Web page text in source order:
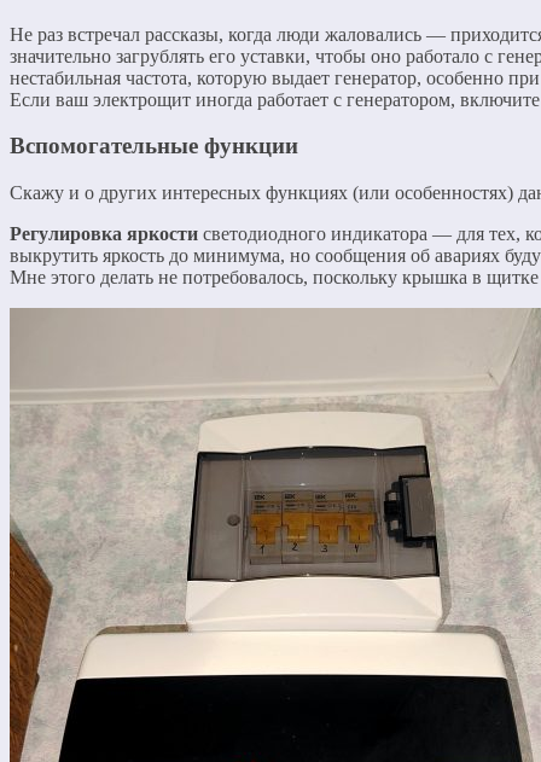
Не раз встречал рассказы, когда люди жаловались —
значительно загрублять его уставки, чтобы оно работало с
нестабильная частота, которую выдает генератор, особенно
Если ваш электрощит иногда работает с генератором,
Вспомогательные функции
Скажу и о других интересных функциях (или особенностях)
Регулировка яркости светодиодного индикатора — для тех,
выкрутить яркость до минимума, но сообщения об авариях
Мне этого делать не потребовалось, поскольку крышка в